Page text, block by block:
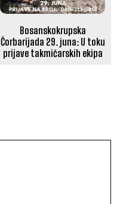
Bosanskokrupska
Čorbarijada 29. juna: U toku
prijave takmičarskih ekipa